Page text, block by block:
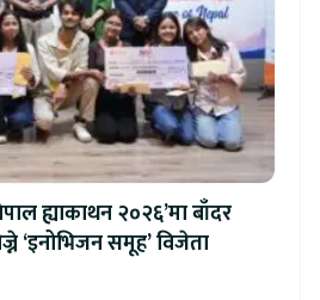
ह्याकाथन २०२६’मा बाँदर
‘इनोभिजन समूह’ विजेता